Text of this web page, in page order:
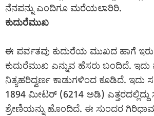
ನೆನಪನ್ನು ಎಂದಿಗೂ ಮರೆಯಲಾರಿರಿ.
ಕುದುರೆಮುಖ
ಈ ಪರ್ವತವು ಕುದುರೆಯ ಮುಖದ ಹಾಗೆ
ಕುದುರೆಮುಖ ಎನ್ನುವ ಹೆಸರು ಬಂದಿದೆ. ಇದು
ನಿತ್ಯಹರಿದ್ವರ್ಣ ಕಾಡುಗಳಿಂದ ಕೂಡಿದೆ. ಇದು
1894 ಮೀಟರ್ (6214 ಅಡಿ)
ಶ್ರೇಣಿಯನ್ನು ಹೊಂದಿದೆ. ಈ ಸುಂದರ